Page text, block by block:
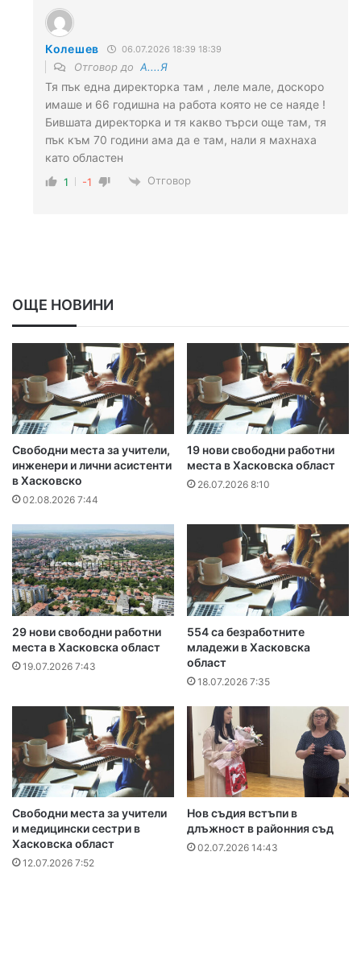
Колешев 06.07.2026 18:39 18:39
Отговор до А....Я
Тя пък една директорка там , леле мале, доскоро
имаше и 66 годишна на работа която не се наяде !
Бившата директорка и тя какво търси още там, тя
пък към 70 години ама да е там, нали я махнаха
като областен
1 -1 Отговор
ОЩЕ НОВИНИ
Свободни места за учители,
инженери и лични асистенти
в Хасковско
02.08.2026 7:44
19 нови свободни работни
места в Хасковска област
26.07.2026 8:10
29 нови свободни работни
места в Хасковска област
19.07.2026 7:43
554 са безработните
младежи в Хасковска
област
18.07.2026 7:35
Свободни места за учители
и медицински сестри в
Хасковска област
12.07.2026 7:52
Нов съдия встъпи в
длъжност в районния съд
02.07.2026 14:43